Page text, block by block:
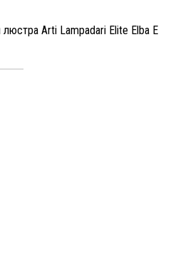
люстра Arti Lampadari Elite Elba E